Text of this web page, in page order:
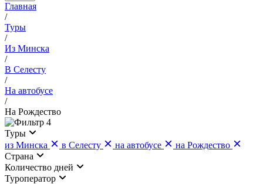
Главная
/
Туры
/
Из Минска
/
В Селесту
/
На автобусе
/
На Рождество
4
Туры
из Минска
в Селесту на автобусе
на Рождество
Страна
Количество дней
Туроператор